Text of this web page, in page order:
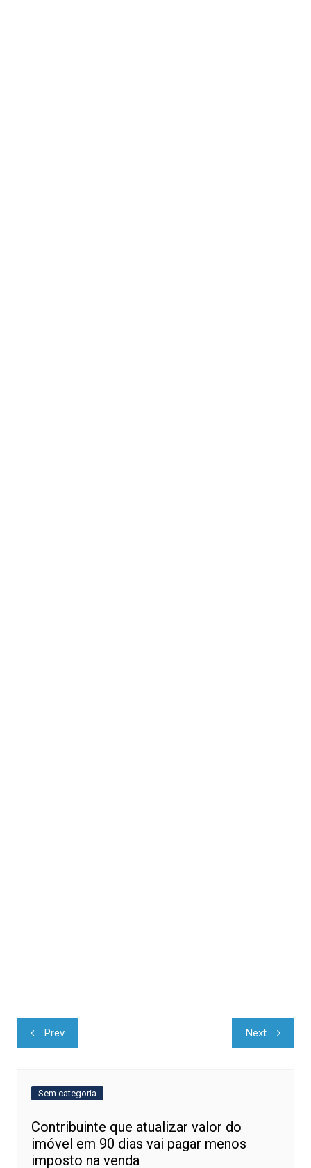
Navegação
de
Prev Next
Sem categoria
Contribuinte que atualizar valor do
imóvel em 90 dias vai pagar menos
imposto na venda